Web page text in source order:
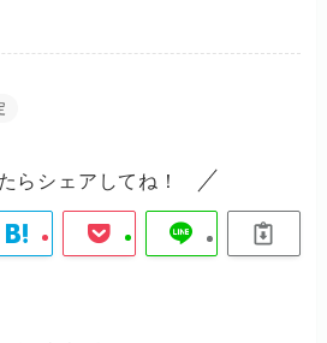
らシェアしてね！